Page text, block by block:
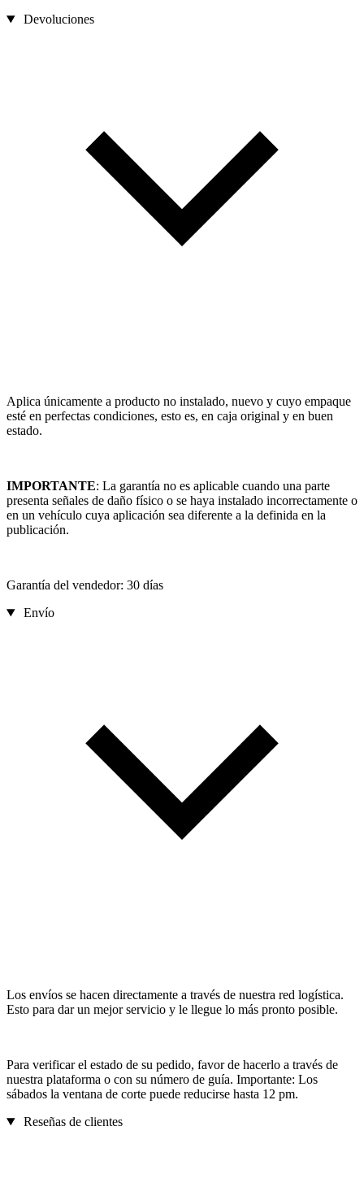
Devoluciones
Aplica únicamente a producto no instalado, nuevo y cuyo empaque
esté en perfectas condiciones, esto es, en caja original y en buen
estado.
IMPORTANTE: La garantía no es aplicable cuando una parte
presenta señales de daño físico o se haya instalado incorrectamente o
en un vehículo cuya aplicación sea diferente a la definida en la
publicación.
Garantía del vendedor: 30 días
Envío
Los envíos se hacen directamente a través de nuestra red logística.
Esto para dar un mejor servicio y le llegue lo más pronto posible.
Para verificar el estado de su pedido, favor de hacerlo a través de
nuestra plataforma o con su número de guía. Importante: Los
sábados la ventana de corte puede reducirse hasta 12 pm.
Reseñas de clientes